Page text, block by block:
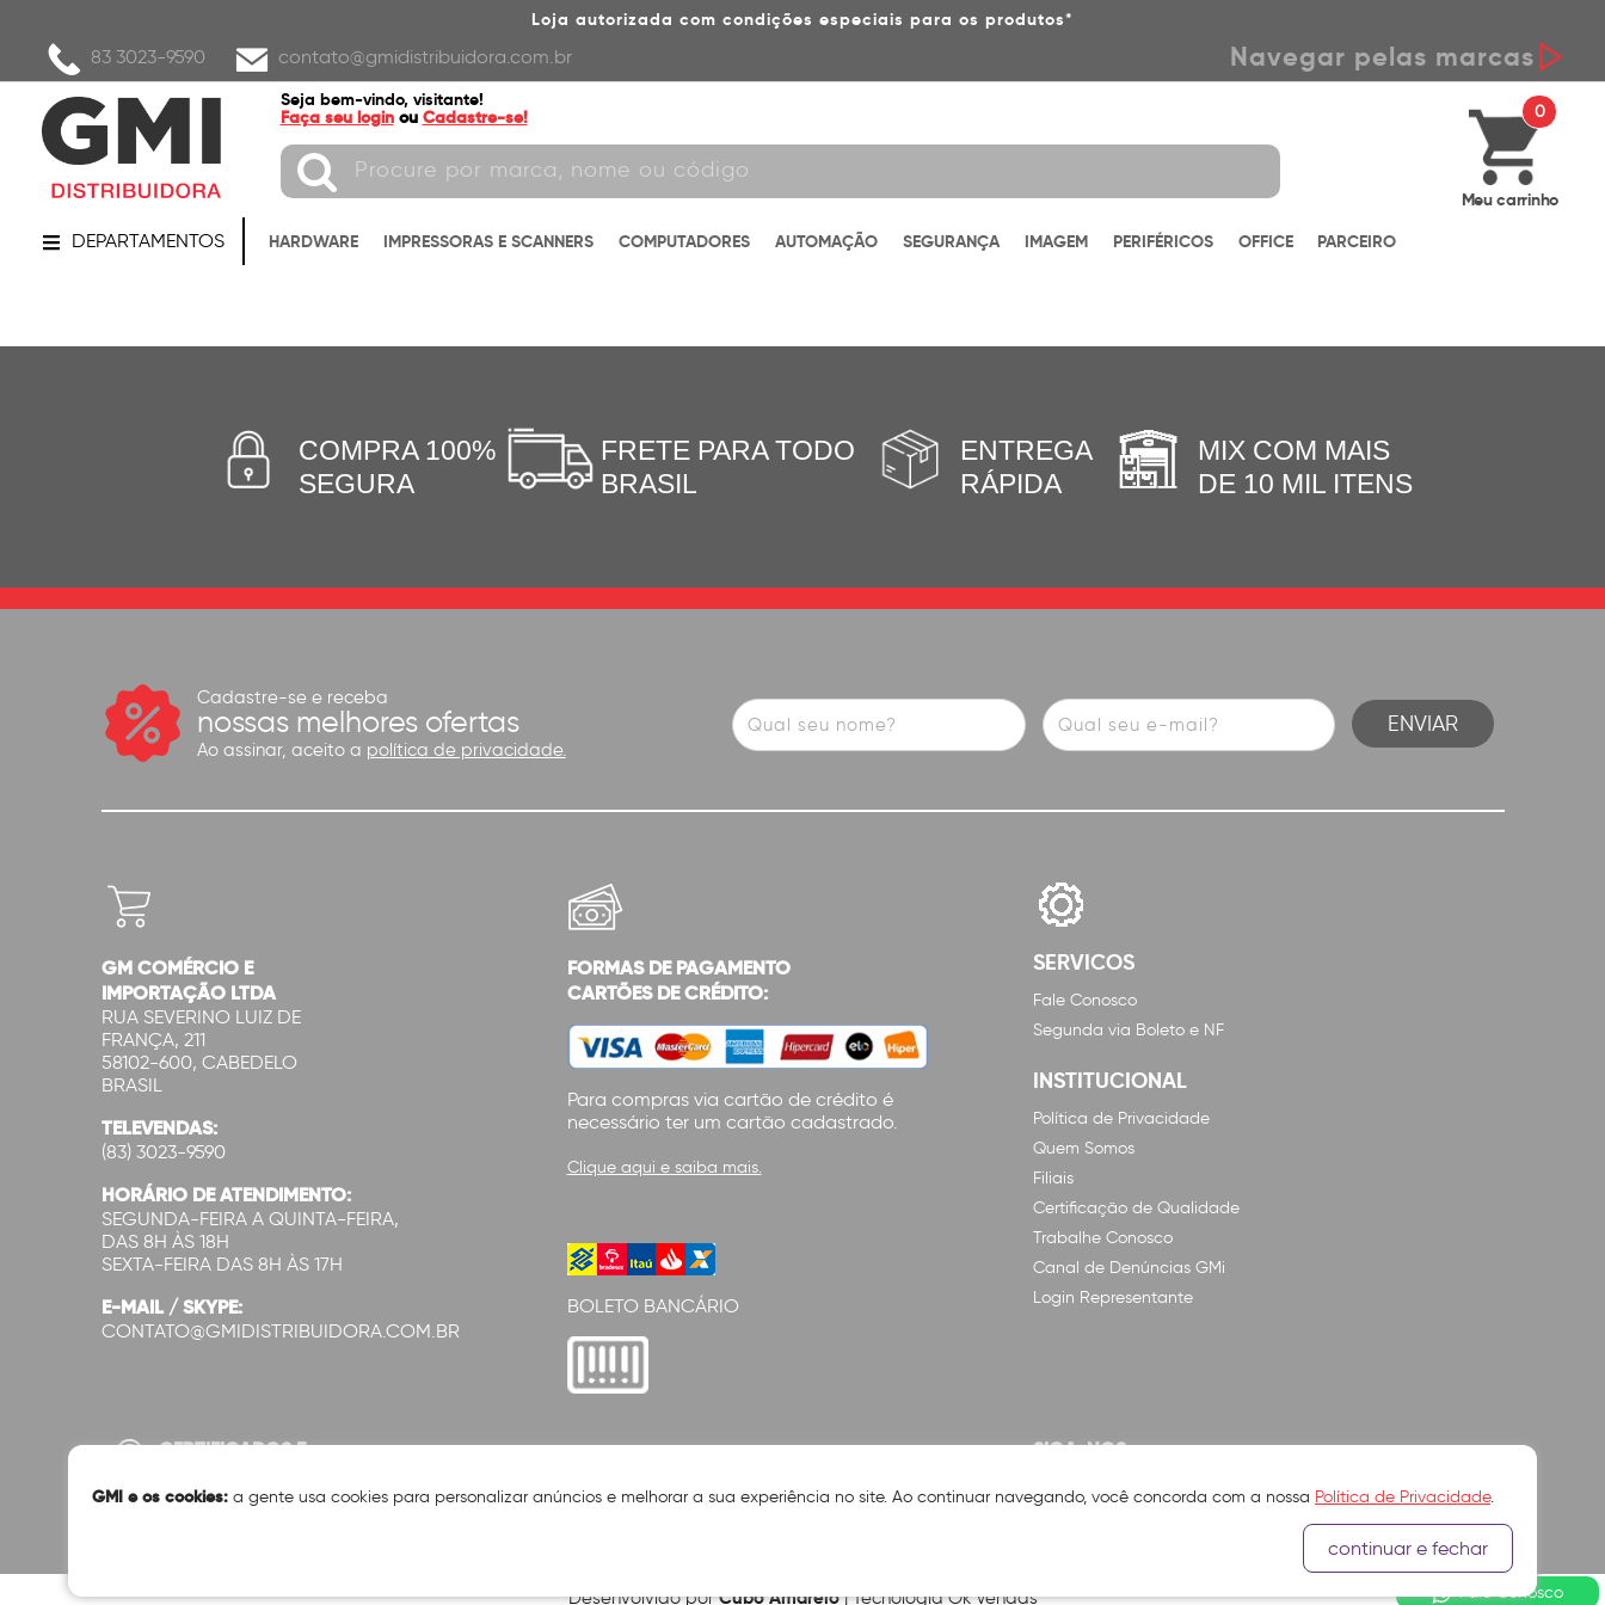
Loja autorizada com condições especiais para os produtos*
83 3023-9590 contato@gmidistribuidora.com.br Navegar pelas marcas
Seja bem-vindo, visitante!
Faça seu login ou Cadastre-se! 0
Meu carrinho
DEPARTAMENTOS HARDWARE IMPRESSORAS E SCANNERS COMPUTADORES AUTOMAÇÃO SEGURANÇA IMAGEM PERIFÉRICOS OFFICE PARCEIRO
COMPRA 100%
SEGURA
FRETE PARA TODO
BRASIL
ENTREGA
RÁPIDA
MIX COM MAIS
DE 10 MIL ITENS
Cadastre-se e receba
nossas melhores ofertas
Ao assinar, aceito a política de privacidade.
GM COMÉRCIO E
IMPORTAÇÃO LTDA
RUA SEVERINO LUIZ DE
FRANÇA, 211
58102-600, CABEDELO
BRASIL
TELEVENDAS:
(83) 3023-9590
HORÁRIO DE ATENDIMENTO:
SEGUNDA-FEIRA A QUINTA-FEIRA,
DAS 8H ÀS 18H
SEXTA-FEIRA DAS 8H ÀS 17H
E-MAIL / SKYPE:
CONTATO@GMIDISTRIBUIDORA.COM.BR
FORMAS DE PAGAMENTO
CARTÕES DE CRÉDITO:
Para compras via cartão de crédito é
necessário ter um cartão cadastrado.
Clique aqui e saiba mais.
BOLETO BANCÁRIO
SERVICOS
Fale Conosco
Segunda via Boleto e NF
INSTITUCIONAL
Política de Privacidade
Quem Somos
Filiais
Certificação de Qualidade
Trabalhe Conosco
Canal de Denúncias GMi
Login Representante
CERTIFICADOS E
SIGA-NOS
Desenvolvido porCubo Amarelo| Tecnologia Ok Vendas
GMI e os cookies: a gente usa cookies para personalizar anúncios e melhorar a sua experiência no site. Ao continuar navegando, você concorda com a nossa Política de Privacidade.
continuar e fechar
Fale Conosco